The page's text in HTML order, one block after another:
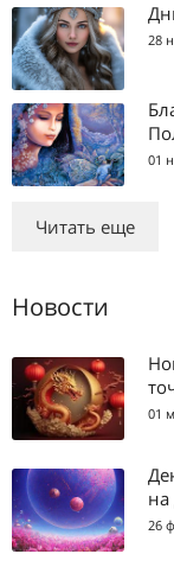
28
01
Читать еще
Новости
01
на
26